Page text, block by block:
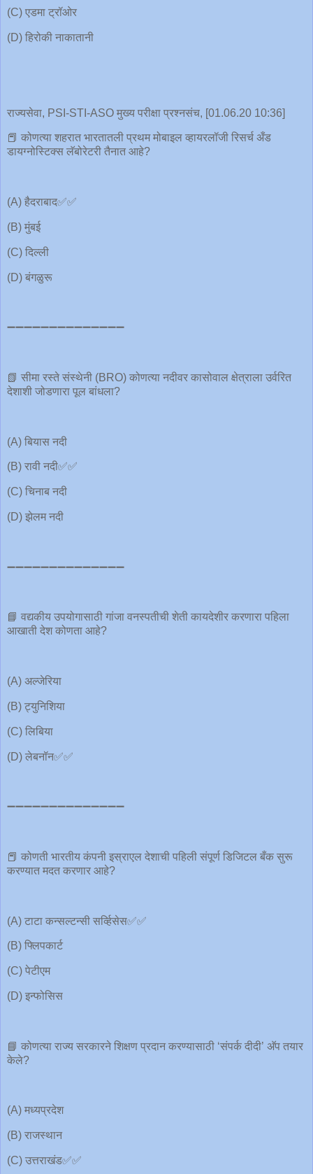
(C) एडमा ट्रॉओर
(D) हिरोकी नाकातानी
राज्यसेवा, PSI-STI-ASO मुख्य परीक्षा प्रश्नसंच, [01.06.20 10:36]
📕 कोणत्या शहरात भारतातली प्रथम मोबाइल व्हायरलॉजी रिसर्च अँड
डायग्नोस्टिक्स लॅबोरेटरी तैनात आहे?
(A) हैदराबाद✅✅
(B) मुंबई
(C) दिल्ली
(D) बंगळुरू
➖➖➖➖➖➖➖➖➖➖➖➖➖➖
📗 सीमा रस्ते संस्थेनी (BRO) कोणत्या नदीवर कासोवाल क्षेत्राला उर्वरित
देशाशी जोडणारा पूल बांधला?
(A) बियास नदी
(B) रावी नदी✅✅
(C) चिनाब नदी
(D) झेलम नदी
➖➖➖➖➖➖➖➖➖➖➖➖➖➖
📘 वद्यकीय उपयोगासाठी गांजा वनस्पतीची शेती कायदेशीर करणारा पहिला
आखाती देश कोणता आहे?
(A) अल्जेरिया
(B) ट्युनिशिया
(C) लिबिया
(D) लेबनॉन✅✅
➖➖➖➖➖➖➖➖➖➖➖➖➖➖
📕 कोणती भारतीय कंपनी इस्राएल देशाची पहिली संपूर्ण डिजिटल बँक सुरू
करण्यात मदत करणार आहे?
(A) टाटा कन्सल्टन्सी सर्व्हिसेस✅✅
(B) फ्लिपकार्ट
(C) पेटीएम
(D) इन्फोसिस
📘 कोणत्या राज्य सरकारने शिक्षण प्रदान करण्यासाठी ‘संपर्क दीदी’ अ‍ॅप तयार
केले?
(A) मध्यप्रदेश
(B) राजस्थान
(C) उत्तराखंड✅✅